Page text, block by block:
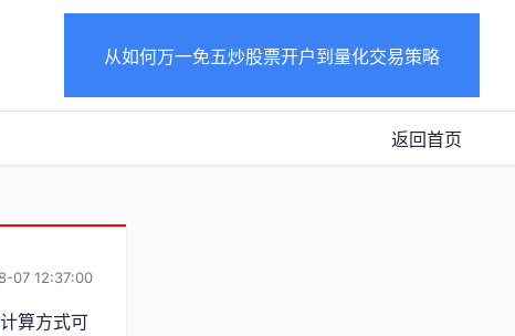
从如何万一免五炒股票开户到量化交易策略
返回首页
07 12:37:00
算方式可